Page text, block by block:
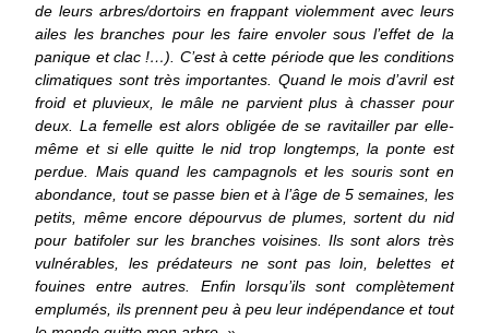
de leurs arbres/dortoirs en frappant violemment avec leurs
ailes les branches pour les faire envoler sous l’effet de la
panique et clac !…). C’est à cette période que les conditions
climatiques sont très importantes. Quand le mois d’avril est
froid et pluvieux, le mâle ne parvient plus à chasser pour
deux. La femelle est alors obligée de se ravitailler par elle-
même et si elle quitte le nid trop longtemps, la ponte est
perdue. Mais quand les campagnols et les souris sont en
abondance, tout se passe bien et à l’âge de 5 semaines, les
petits, même encore dépourvus de plumes, sortent du nid
pour batifoler sur les branches voisines. Ils sont alors très
vulnérables, les prédateurs ne sont pas loin, belettes et
fouines entre autres. Enfin lorsqu’ils sont complètement
emplumés, ils prennent peu à peu leur indépendance et tout